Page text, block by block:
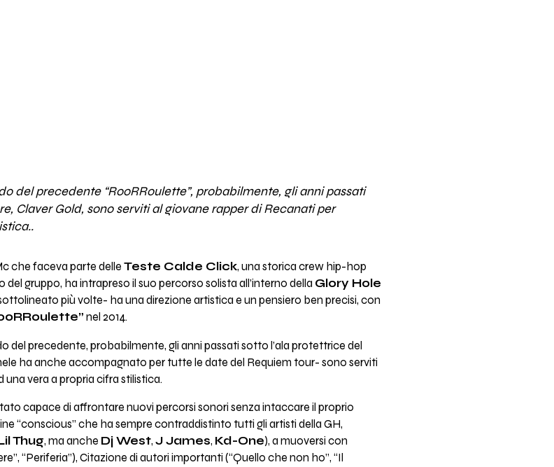
del precedente “RooRRoulette”, probabilmente, gli anni passati
Claver Gold, sono serviti al giovane rapper di Recanati per
che faceva parte delleTeste Calde Click, una storica crew hip-hop
gruppo, ha intrapreso il suo percorso solista all’interno della Glory Hole
più volte- ha una direzione artistica e un pensiero ben precisi, con
nel 2014.
del precedente, probabilmente, gli anni passati sotto l’ala protettrice del
ha anche accompagnato per tutte le date del Requiem tour- sono serviti
una vera a propria cifra stilistica.
capace di affrontare nuovi percorsi sonori senza intaccare il proprio
“conscious” che ha sempre contraddistinto tutti gli artisti della GH,
Thug, ma anche Dj West, J James, Kd-One), a muoversi con
“Periferia”), Citazione di autori importanti (“Quello che non ho”, “Il